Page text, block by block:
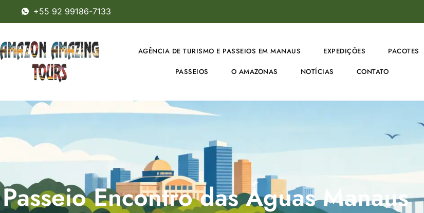
+55 92 99186-7133
AGÊNCIA DE TURISMO E PASSEIOS EM MANAUS EXPEDIÇÕES PACOTES
PASSEIOS O AMAZONAS NOTÍCIAS CONTATO
Passeio Encontro das Águas Manaus